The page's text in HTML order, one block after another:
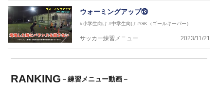
ウォーミングアップ⑬
#小学生向け #中学生向け #GK（ゴールキーパー）
サッカー練習メニュー 2023/11/21
RANKING －練習メニュー動画－